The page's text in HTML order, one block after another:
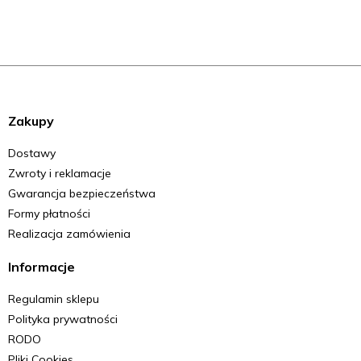
Zakupy
Dostawy
Zwroty i reklamacje
Gwarancja bezpieczeństwa
Formy płatności
Realizacja zamówienia
Informacje
Regulamin sklepu
Polityka prywatności
RODO